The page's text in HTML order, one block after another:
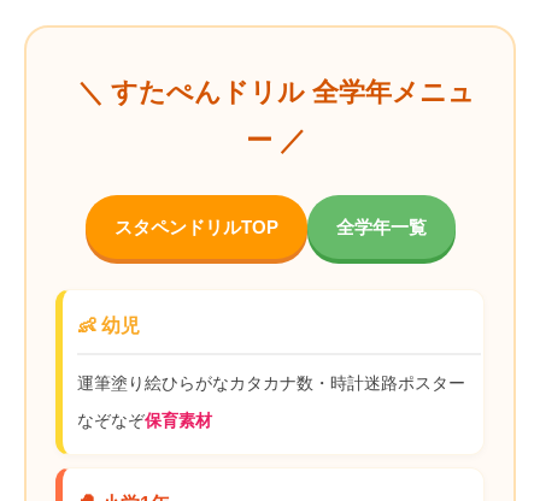
＼ すたぺんドリル 全学年メニュ
ー ／
スタペンドリルTOP 全学年一覧
👶 幼児
運筆塗り絵ひらがなカタカナ数・時計迷路ポスター
なぞなぞ保育素材